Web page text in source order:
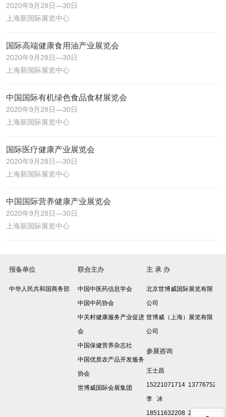
2020年9月28日—30日
上海新国际展览中心
国际高端健康食用油产业展览会
2020年9月28日—30日
上海新国际展览中心
中国国际有机绿色食品食材展览会
2020年9月28日—30日
上海新国际展览中心
国际医疗健康产业展览会
2020年9月28日—30日
上海新国际展览中心
中国国际营养健康产业展览会
2020年9月28日—30日
上海新国际展览中心
报备单位
中华人民共和国商务部
联合主办
中国中医药信息学会
中国中药协会
中关村健康服务产业促进
会
中国保健营养杂志社
中国优质农产品开发服务
协会
世博威国际会展集团
主 承 办
北京世博威国际展览有限
公司
世博威（上海）展览有限
公司
参展咨询
王士昌
15221071714
李 冰
18511632208